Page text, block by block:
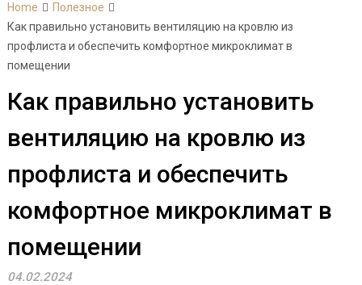
Home
Полезное
Как правильно установить вентиляцию на кровлю из
профлиста и обеспечить комфортное микроклимат в
помещении
Как правильно установить
вентиляцию на кровлю из
профлиста и обеспечить
комфортное микроклимат в
помещении
04.02.2024